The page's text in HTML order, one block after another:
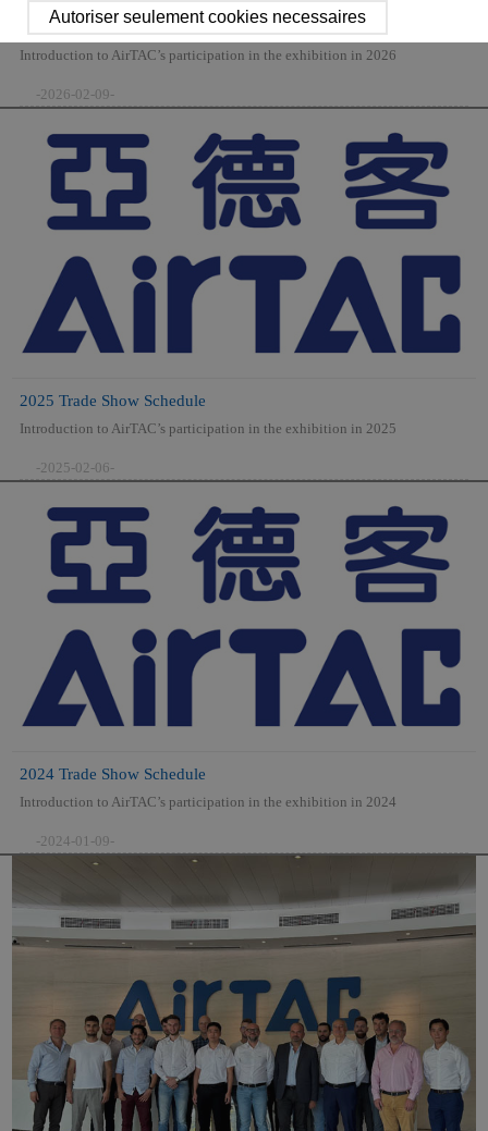
2026 Trade Show Schedule
Introduction to AirTAC’s participation in the exhibition in 2026
-2026-02-09-
2025 Trade Show Schedule
Introduction to AirTAC’s participation in the exhibition in 2025
-2025-02-06-
2024 Trade Show Schedule
Introduction to AirTAC’s participation in the exhibition in 2024
-2024-01-09-